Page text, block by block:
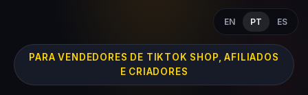
EN PT ES
PARA VENDEDORES DE TIKTOK SHOP, AFILIADOS
E CRIADORES